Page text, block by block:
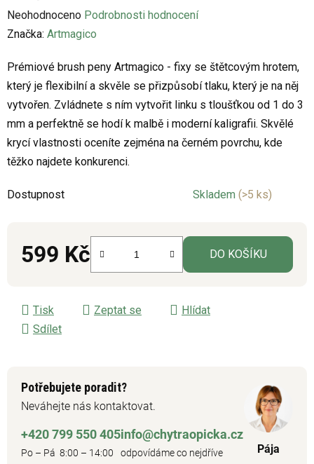
Průměrné
hodnocení
je
0,0
z
5
hvězdiček.
Neohodnoceno Podrobnosti hodnocení
Značka: Artmagico
Prémiové brush peny Artmagico - fixy se štětcovým hrotem,
který je flexibilní a skvěle se přizpůsobí tlaku, který je na něj
vytvořen. Zvládnete s ním vytvořit linku s tloušťkou od 1 do 3
mm a perfektně se hodí k malbě i moderní kaligrafii. Skvělé
krycí vlastnosti oceníte zejména na černém povrchu, kde
těžko najdete konkurenci.
Dostupnost Skladem (>5 ks)
599 Kč DO KOŠÍKU
Tisk Zeptat se
Hlídat
Sdílet
Potřebujete poradit?
Neváhejte nás kontaktovat.
+420 799 550 405
Po – Pá 8:00 – 14:00
info@chytraopicka.cz
odpovídáme co nejdříve Pája